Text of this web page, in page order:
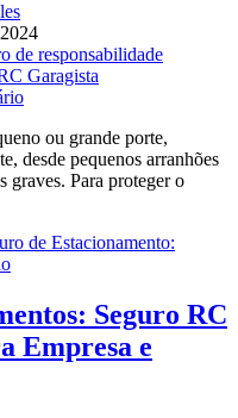
de responsabilidade
Garagista
ou grande porte,
desde pequenos arranhões
graves. Para proteger o
de Estacionamento:
Seguro RC
Empresa e